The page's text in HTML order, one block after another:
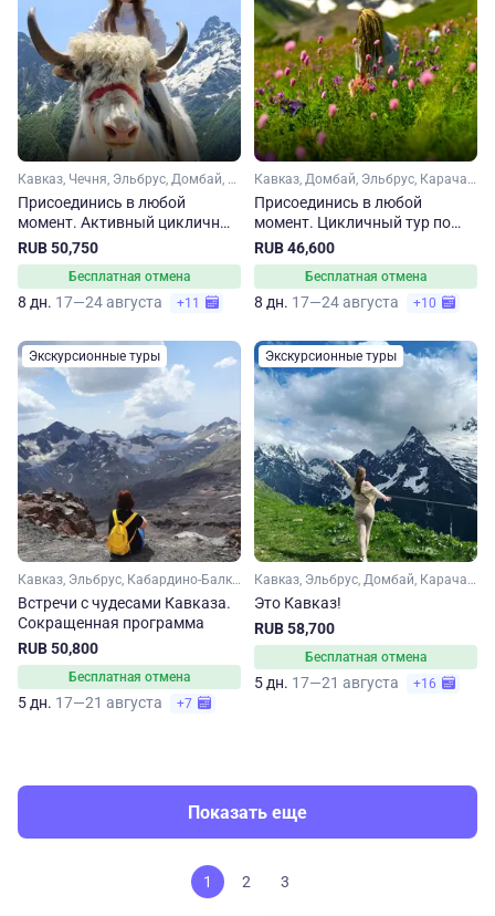
Кавказ, Чечня, Эльбрус, Домбай, Карачаево-Черкесия, Ингушетия, Кабардино-Балкария, Ставропольский край, Кавказские Минеральные Воды
Присоединись в любой
момент. Активный цикличный
тур на Кавказ
RUB 50,750
Бесплатная отмена
8 дн. 17—24 августа +11
Кавказ, Домбай, Эльбрус, Карачаево-Черкесия, Кабардино-Балкария, Ставропольский край, Кавказские Минеральные Воды
Присоединись в любой
момент. Цикличный тур по
Кавказу
RUB 46,600
Бесплатная отмена
8 дн. 17—24 августа +10
Экскурсионные туры
Кавказ, Эльбрус, Кабардино-Балкария, Ингушетия, Чечня, Ставропольский край, Кавказские Минеральные Воды
Встречи с чудесами Кавказа.
Сокращенная программа
RUB 50,800
Бесплатная отмена
5 дн. 17—21 августа +7
Экскурсионные туры
Кавказ, Эльбрус, Домбай, Карачаево-Черкесия, Кабардино-Балкария, Ставропольский край, Кавказские Минеральные Воды
Это Кавказ!
RUB 58,700
Бесплатная отмена
5 дн. 17—21 августа +16
Показать еще
1 2 3